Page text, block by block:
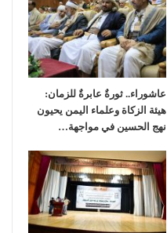
عاشوراء.. ثورةٌ عابرةٌ للزمان:
هيئة الزكاة وعلماء اليمن يحيون
نهج الحسين في مواجهة…